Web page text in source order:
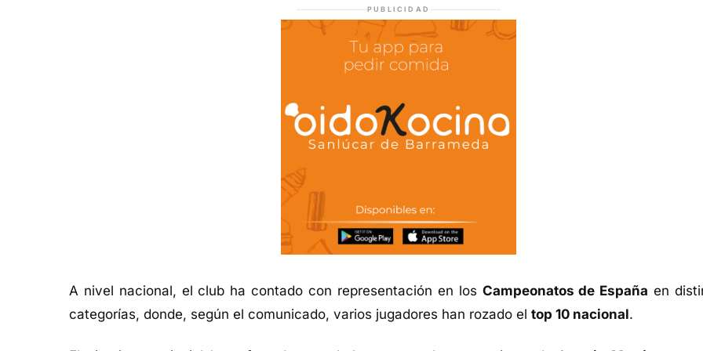
PUBLICIDAD
A nivel nacional, el club ha contado con representación en los Campeonatos de España en
categorías, donde, según el comunicado, varios jugadores han rozado el top 10 nacional.